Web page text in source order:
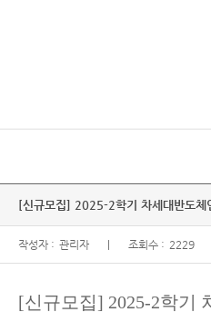
[신규모집] 2025-2학기 차세대반도체
작성자 : 관리자 조회수 : 2229
[신규모집] 2025-2학기